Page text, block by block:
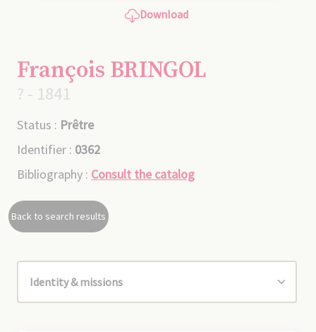
Download
François BRINGOL
? - 1841
Status : Prêtre
Identifier : 0362
Bibliography : Consult the catalog
Back to search results